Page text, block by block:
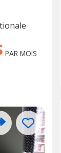
PAR MOIS